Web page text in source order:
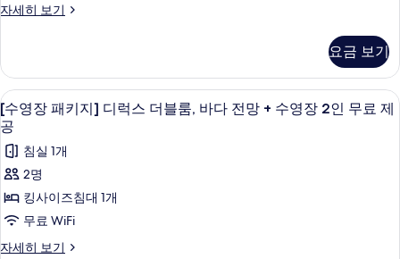
셜
션
뷰
사
진
모
두
보
기
자세히 보기
트
위
트
파
셜
오
션
뷰
세
히
기
요금 보기
[수
영
장
패
키
지]
디
미니바, 암막 커튼, 방음 설비, 무료 WiFi
9
[수영장 패키지] 디럭스 더블룸, 바다 전망 + 수영장 2인 무료 제
공
침실 1개
2명
킹사이즈침대 1개
무료 WiFi
자세히 보기
[수